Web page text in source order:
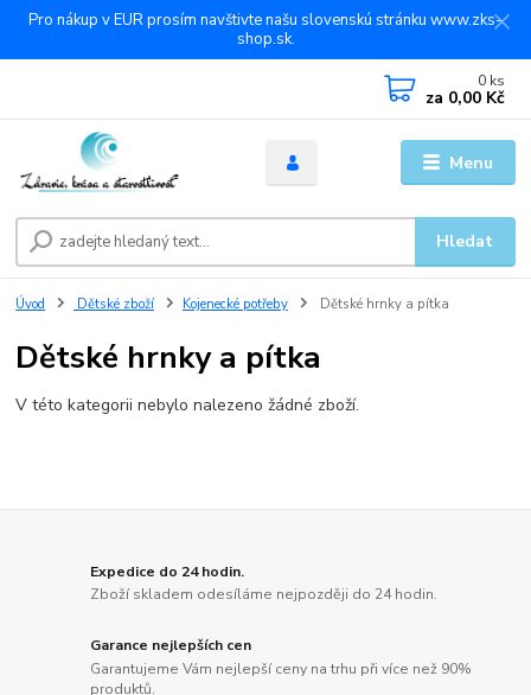
Pro nákup v EUR prosím navštivte našu slovenskú stránku www.zks-
shop.sk.
Menu
Hledat
0 ks
za 0,00 Kč
Úvod Dětské zboží Kojenecké potřeby Dětské hrnky a pítka
Dětské hrnky a pítka
V této kategorii nebylo nalezeno žádné zboží.
Expedice do 24 hodin.
Zboží skladem odesíláme nejpozději do 24 hodin.
Garance nejlepších cen
Garantujeme Vám nejlepší ceny na trhu při více než 90%
produktů.